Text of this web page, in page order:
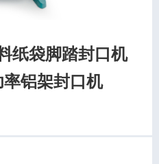
纸袋脚踏封口机
铝架封口机